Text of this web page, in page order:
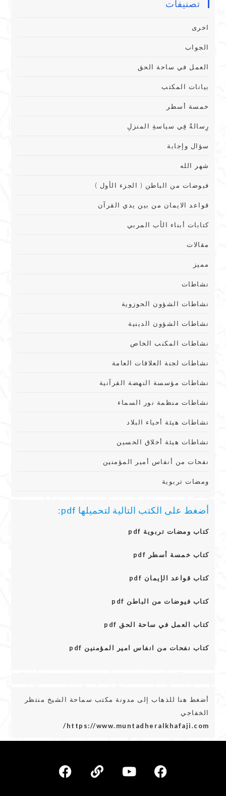
تصنيفات
اخرى
الجواب
العمل في ساحة الحق
بيانات المكتب
خمسة أسطر
رِسالةٌ فِي سياسةِ المنزلِ
سؤال وإجابة
شهر الله
فيوضات من الباطن ( الجزء الأول )
قواعد الايمان من بين يدي القرآن
كتابات أبناء الأب المربي
مقالات
مميز
نشاطات
نشاطات الشؤون الحوزوية
نشاطات الشؤون الدينية
نشاطات المكنب الخاص
نشاطات لجنة العلاقات العامة
نشاطات مؤسسة النهضة القرآنية
نشاطات منظمة نور السماء
نشاطات هيئة أحياء البلاد
نشاطات هيئة أخلاق الحسين
نفحات من أنفاس أمير المؤمنين
ومضات تربوية
أضغط على الكتب التالية لتحميلها pdf:
كتاب ومضات تربوية pdf
كتاب خمسة أسطر pdf
كتاب قواعد الإيمان pdf
كتاب فيوضات من الباطن pdf
كتاب العمل في ساحة الحق pdf
كتاب نفحات من انفاس امير المؤمنين pdf
أضغط هنا للذهاب إلى مدونة مكتب سماحة الشيخ منتظر
الخفاجي
https://www.muntadheralkhafaji.com/